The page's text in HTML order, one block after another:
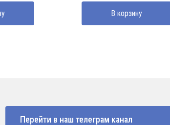
В корзину
Перейти в наш телеграм канал